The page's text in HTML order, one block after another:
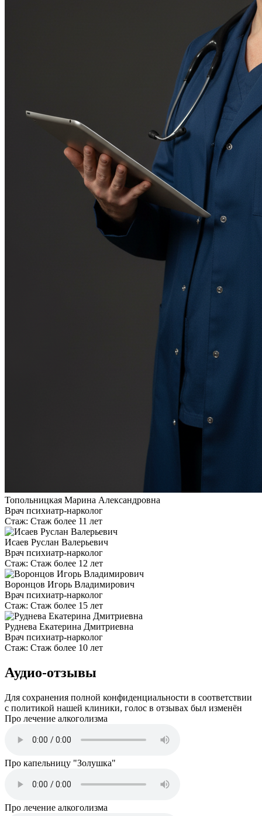
Топольницкая Марина Александровна
Врач психиатр-нарколог
Стаж: Стаж более 11 лет
Исаев Руслан Валерьевич
Врач психиатр-нарколог
Стаж: Стаж более 12 лет
Воронцов Игорь Владимирович
Врач психиатр-нарколог
Стаж: Стаж более 15 лет
Руднева Екатерина Дмитриевна
Врач психиатр-нарколог
Стаж: Стаж более 10 лет
Аудио-отзывы
Для сохранения полной конфиденциальности в соответствии
с политикой нашей клиники, голос в отзывах был изменён
Про лечение алкоголизма
Про капельницу "Золушка"
Про лечение алкоголизма